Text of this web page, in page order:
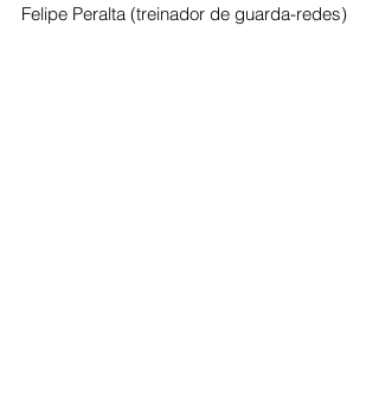
Felipe Peralta (treinador de guarda-redes)